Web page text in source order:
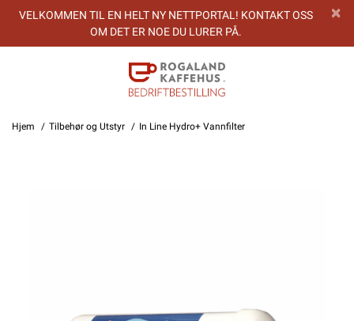
VELKOMMEN TIL EN HELT NY NETTPORTAL! KONTAKT OSS
OM DET ER NOE DU LURER PÅ.
Hjem Tilbehør og Utstyr In Line Hydro+ Vannfilter